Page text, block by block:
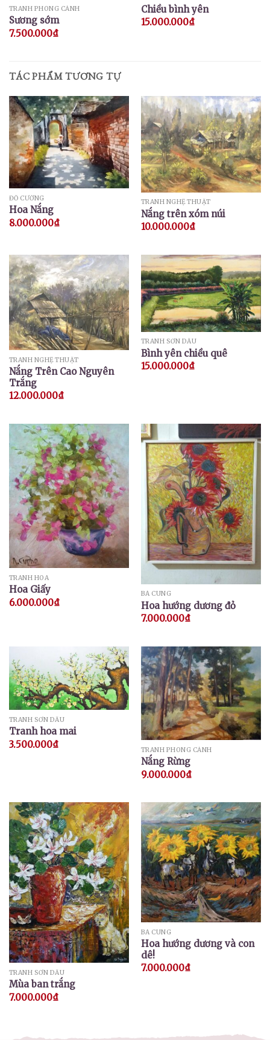
TRANH PHONG CẢNH
Sương sớm
7.500.000₫
Chiều bình yên
15.000.000₫
TÁC PHẨM TƯƠNG TỰ
ĐỖ CƯỜNG
Hoa Nắng
8.000.000₫
TRANH NGHỆ THUẬT
Nắng trên xóm núi
10.000.000₫
TRANH NGHỆ THUẬT
Nắng Trên Cao Nguyên
Trắng
12.000.000₫
TRANH SƠN DẦU
Bình yên chiều quê
15.000.000₫
TRANH HOA
Hoa Giấy
6.000.000₫
BÁ CUNG
Hoa hướng dương đỏ
7.000.000₫
TRANH SƠN DẦU
Tranh hoa mai
3.500.000₫ TRANH PHONG CẢNH
Nắng Rừng
9.000.000₫
TRANH SƠN DẦU
Mùa ban trắng
7.000.000₫
BÁ CUNG
Hoa hướng dương và con
dê!
7.000.000₫